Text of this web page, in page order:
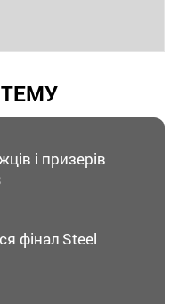
і призерів
фінал Steel